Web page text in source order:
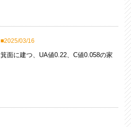
2025/03/16
箕面に建つ、UA値0.22、C値0.058の家